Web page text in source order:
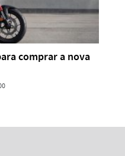
comprar a nova